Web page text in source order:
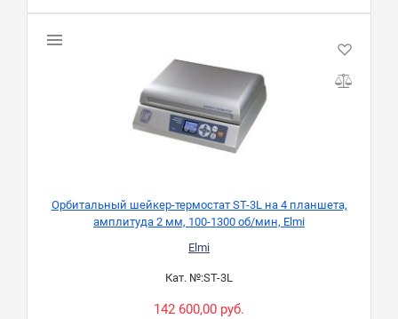
Орбитальный шейкер-термостат ST-3L на 4 планшета,
амплитуда 2 мм, 100-1300 об/мин, Elmi
Elmi
Кат. №:ST-3L
142 600,00 руб.